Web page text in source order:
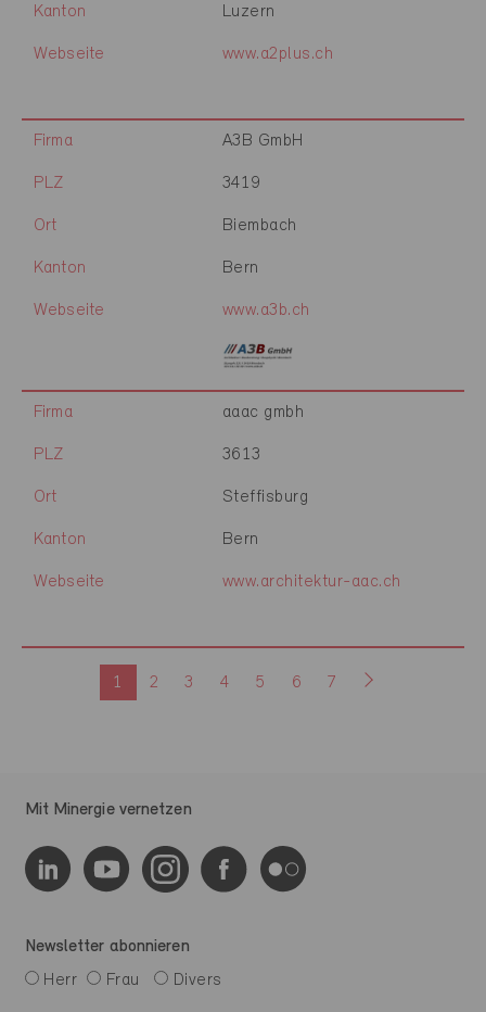
Kanton Luzern
Webseite www.a2plus.ch
Firma A3B GmbH
PLZ 3419
Ort Biembach
Kanton Bern
Webseite www.a3b.ch
Firma aaac gmbh
PLZ 3613
Ort Steffisburg
Kanton Bern
Webseite www.architektur-aac.ch
1 2 3 4 5 6 7
Mit Minergie vernetzen
Newsletter abonnieren
Herr
Frau Divers